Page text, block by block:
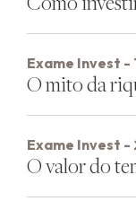
Exame Invest
O mito da
Exame Invest
O valor do